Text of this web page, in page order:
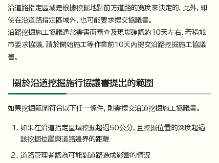
沿道路指定區域是根據挖掘地點前方道路的寬度來決定的，此外，即
使在沿道路指定區域外，也可能要求提交協議書。
沿路挖掘施工協議通常需書面審查及現場確認約10天左右，若稻城
市要求協議，請於開始施工等作業前10天內提交沿路挖掘施工協議
書。
關於沿道挖掘施行協議書提出的範圍
如果挖掘範圍符合以下任一條件，則需提交沿道挖掘施工協議書。
如果在沿道指定區域挖掘超過50公分，且挖掘位置的深度超過
該挖掘位置與道路邊界的距離
道路管理者認為可能對道路造成影響的情況